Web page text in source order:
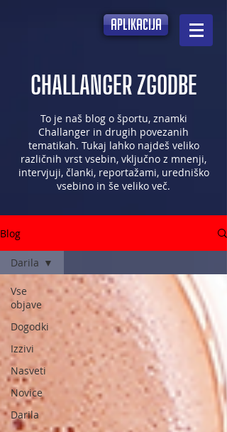
aplikacija
CHALLANGER ZGODBE
To je naš blog o športu, znamki
Challanger in drugih povezanih
tematikah. Tukaj lahko najdeš veliko
različnih vrst vsebin, vključno z mnenji,
intervjuji, članki, reportažami, uredniško
vsebino in še veliko več.
Blog
Vse
objave
Dogodki
Izzivi
Nasveti
Novice
Darila
Darila